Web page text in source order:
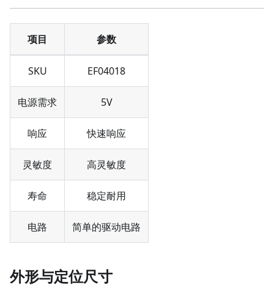
项目 参数
SKU EF04018
电源需求 5V
响应 快速响应
灵敏度 高灵敏度
寿命 稳定耐用
电路 简单的驱动电路
外形与定位尺寸